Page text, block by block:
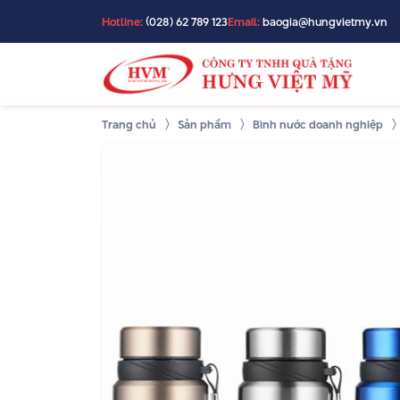
Hotline:(028) 62 789 123Email:baogia@hungvietmy.vn
Trang chủ Sản phẩm Bình nước doanh nghiệp